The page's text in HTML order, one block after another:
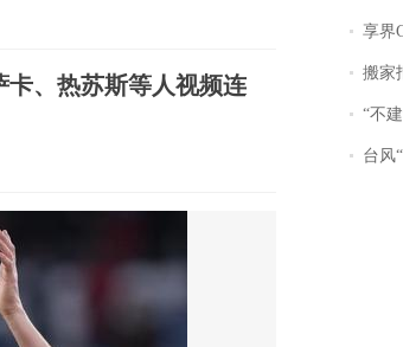
、热苏斯等人视频连
享界
搬家报
“不建
台风“